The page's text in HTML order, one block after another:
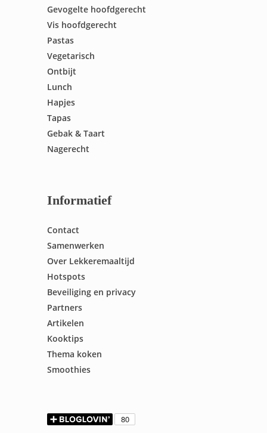
Gevogelte hoofdgerecht
Vis hoofdgerecht
Pastas
Vegetarisch
Ontbijt
Lunch
Hapjes
Tapas
Gebak & Taart
Nagerecht
Informatief
Contact
Samenwerken
Over Lekkeremaaltijd
Hotspots
Beveiliging en privacy
Partners
Artikelen
Kooktips
Thema koken
Smoothies